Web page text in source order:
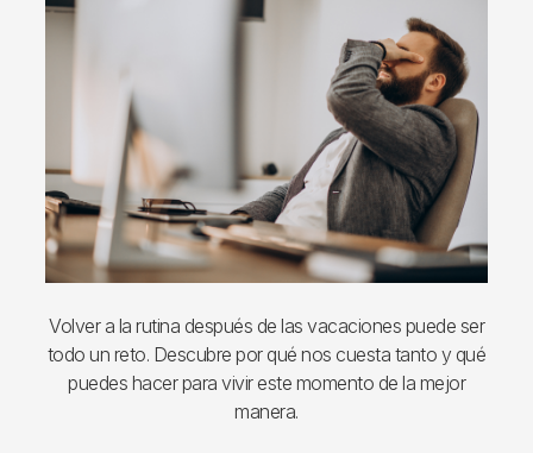
Volver a la rutina después de las vacaciones puede ser
todo un reto. Descubre por qué nos cuesta tanto y qué
puedes hacer para vivir este momento de la mejor
manera.